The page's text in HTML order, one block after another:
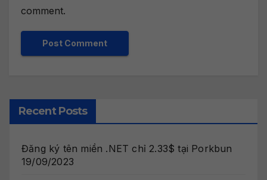
comment.
Recent Posts
Đăng ký tên miền .NET chỉ 2.33$ tại Porkbun
19/09/2023